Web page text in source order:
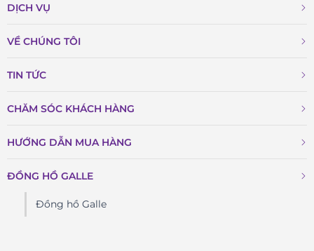
DỊCH VỤ
VỀ CHÚNG TÔI
TIN TỨC
CHĂM SÓC KHÁCH HÀNG
HƯỚNG DẪN MUA HÀNG
ĐỒNG HỒ GALLE
Đồng hồ Galle